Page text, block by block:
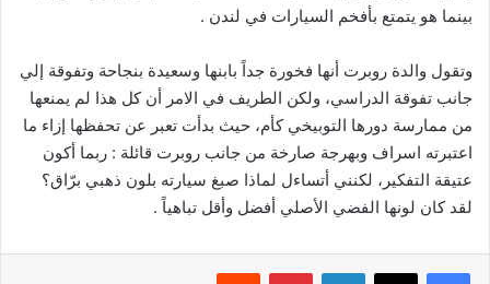
بينما هو يتمتع بأفخم السيارات في لندن .
وتقول والدة روبرت أنها فخورة جداً بابنها وسعيدة بنجاحة وتفوقة إلي
جانب تفوقة الدراسي، ولكن الطريف في الامر أن كل هذا لم يمنعها
من ممارسة دورها التوبيخي كأم، حيث بدأت تعبر عن تحفظها إزاء ما
اعتبرته اسراف وبهرجة صارخة من جانب روبرت قائلة : ربما أكون
عتيقة التفكير، لكنني أتساءل لماذا صبغ سيارته بلون ذهبي برّاق؟
لقد كان لونها الفضي الأصلي أفضل وأقل تباهياً .
فيسبوك ‫X لينكدإن بينتيريست